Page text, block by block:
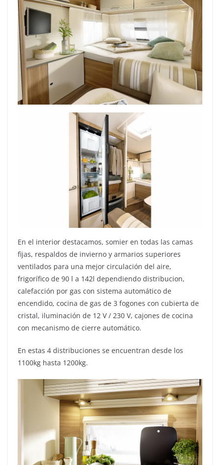
En el interior destacamos, somier en todas las camas
fijas, respaldos de invierno y armarios superiores
ventilados para una mejor circulación del aire,
frigorífico de 90 l a 142l dependiendo distribucion,
calefacción por gas con sistema automático de
encendido, cocina de gas de 3 fogones con cubierta de
cristal, iluminación de 12 V / 230 V, cajones de cocina
con mecanismo de cierre automático.
En estas 4 distribuciones se encuentran desde los
1100kg hasta 1200kg.